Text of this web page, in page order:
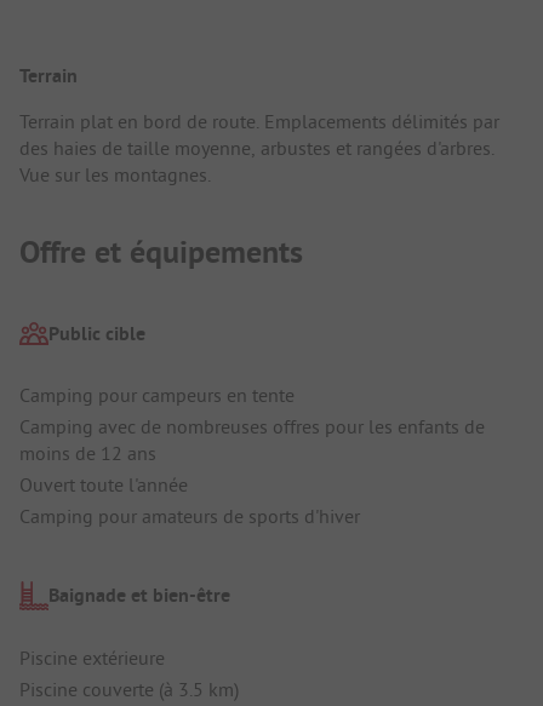
Terrain
Terrain plat en bord de route. Emplacements délimités par
des haies de taille moyenne, arbustes et rangées d'arbres.
Vue sur les montagnes.
Offre et équipements
Public cible
Camping pour campeurs en tente
Camping avec de nombreuses offres pour les enfants de
moins de 12 ans
Ouvert toute l'année
Camping pour amateurs de sports d'hiver
Baignade et bien-être
Piscine extérieure
Piscine couverte (à 3.5 km)